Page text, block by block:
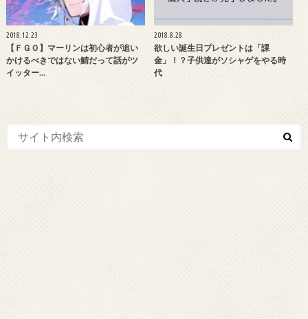
2018.12.23
【ＦＧＯ】マーリンは初心者が追い
かけるべきではない鯖だって話がツ
イッター…
2018.8.28
欲しい誕生日プレゼントは「課
金」！？子供達がソシャゲをやる時
代